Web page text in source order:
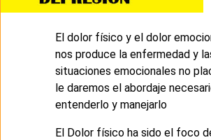
El dolor físico y el dolor
nos produce la enfermedad y
situaciones emocionales no
le daremos el abordaje
entenderlo y manejarlo
El Dolor físico ha sido el foco